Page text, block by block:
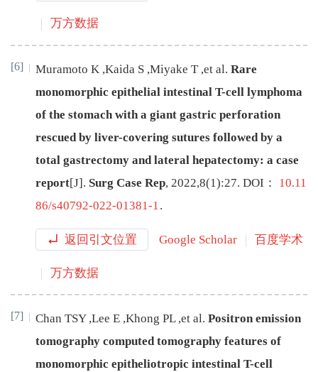
万方数据
[6] Muramoto K ,Kaida S ,Miyake T ,et al. Rare
monomorphic epithelial intestinal T-cell lymphoma
of the stomach with a giant gastric perforation
rescued by liver-covering sutures followed by a
total gastrectomy and lateral hepatectomy: a case
report[J]. Surg Case Rep, 2022,8(1):27. DOI： 10.11
86/s40792-022-01381-1.
返回引文位置 Google Scholar 百度学术
万方数据
[7] Chan TSY ,Lee E ,Khong PL ,et al. Positron emission
tomography computed tomography features of
monomorphic epitheliotropic intestinal T-cell